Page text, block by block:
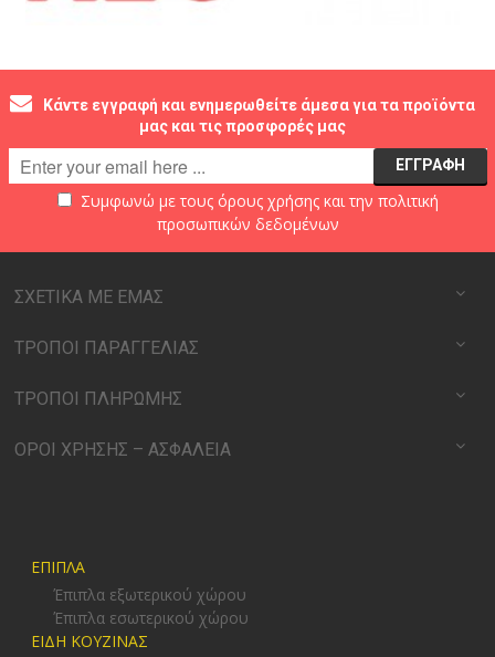
Κάντε εγγραφή και ενημερωθείτε άμεσα για τα προϊόντα
μας και τις προσφορές μας
Συμφωνώ με τους όρους χρήσηςκαι την πολιτική
προσωπικών δεδομένων
ΣΧΕΤΙΚΑ ΜΕ ΕΜΑΣ
ΤΡΟΠΟΙ ΠΑΡΑΓΓΕΛΙΑΣ
ΤΡΟΠΟΙ ΠΛΗΡΩΜΗΣ
ΟΡΟΙ ΧΡΗΣΗΣ – ΑΣΦΑΛΕΙΑ
ΕΠΙΠΛΑ
Έπιπλα εξωτερικού χώρου
Έπιπλα εσωτερικού χώρου
ΕΙΔΗ ΚΟΥΖΙΝΑΣ